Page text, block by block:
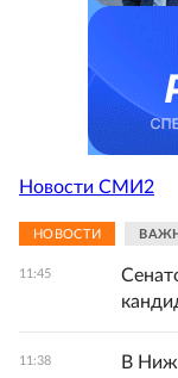
Новости СМИ2
НОВОСТИ
11:45
11:38
В